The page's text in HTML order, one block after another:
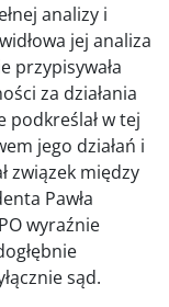
analizy i
jej analiza
przypisywała
za działania
podkreślał w tej
jego działań i
związek między
Pawła
wyraźnie
sąd.